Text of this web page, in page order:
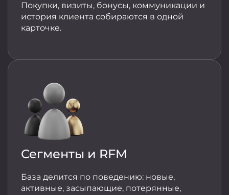
Покупки, визиты, бонусы, коммуникации и
история клиента собираются в одной
карточке.
Сегменты и RFM
База делится по поведению: новые,
активные, засыпающие, потерянные,